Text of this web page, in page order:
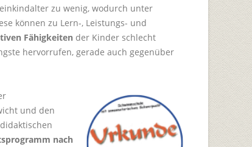
zu wenig, wodurch unter
können zu Lern-, Leistungs- und
Fähigkeiten der Kinder schlecht
hervorrufen, gerade auch gegenüber
und den
nach